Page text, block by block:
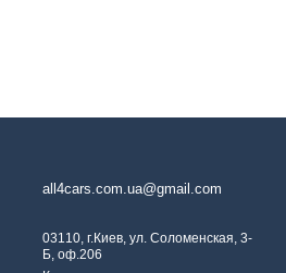
all4cars.com.ua@gmail.com
03110, г.Киев, ул. Соломенская, 3-
Б, оф.206